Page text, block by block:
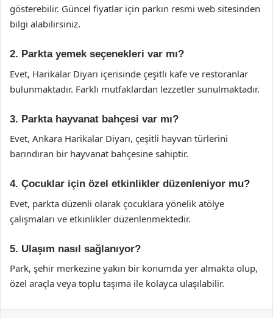
gösterebilir. Güncel fiyatlar için parkın resmi web sitesinden
bilgi alabilirsiniz.
2. Parkta yemek seçenekleri var mı?
Evet, Harikalar Diyarı içerisinde çeşitli kafe ve restoranlar
bulunmaktadır. Farklı mutfaklardan lezzetler sunulmaktadır.
3. Parkta hayvanat bahçesi var mı?
Evet, Ankara Harikalar Diyarı, çeşitli hayvan türlerini
barındıran bir hayvanat bahçesine sahiptir.
4. Çocuklar için özel etkinlikler düzenleniyor mu?
Evet, parkta düzenli olarak çocuklara yönelik atölye
çalışmaları ve etkinlikler düzenlenmektedir.
5. Ulaşım nasıl sağlanıyor?
Park, şehir merkezine yakın bir konumda yer almakta olup,
özel araçla veya toplu taşıma ile kolayca ulaşılabilir.